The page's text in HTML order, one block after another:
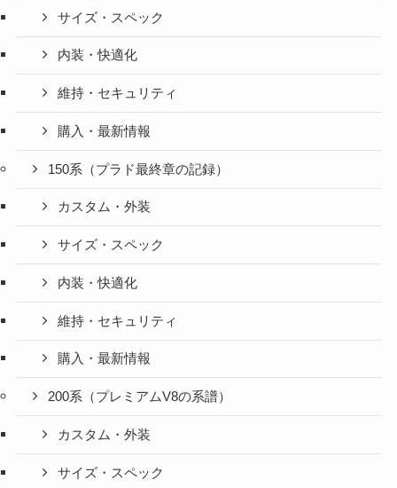
サイズ・スペック
内装・快適化
維持・セキュリティ
購入・最新情報
150系（プラド最終章の記録）
カスタム・外装
サイズ・スペック
内装・快適化
維持・セキュリティ
購入・最新情報
200系（プレミアムV8の系譜）
カスタム・外装
サイズ・スペック